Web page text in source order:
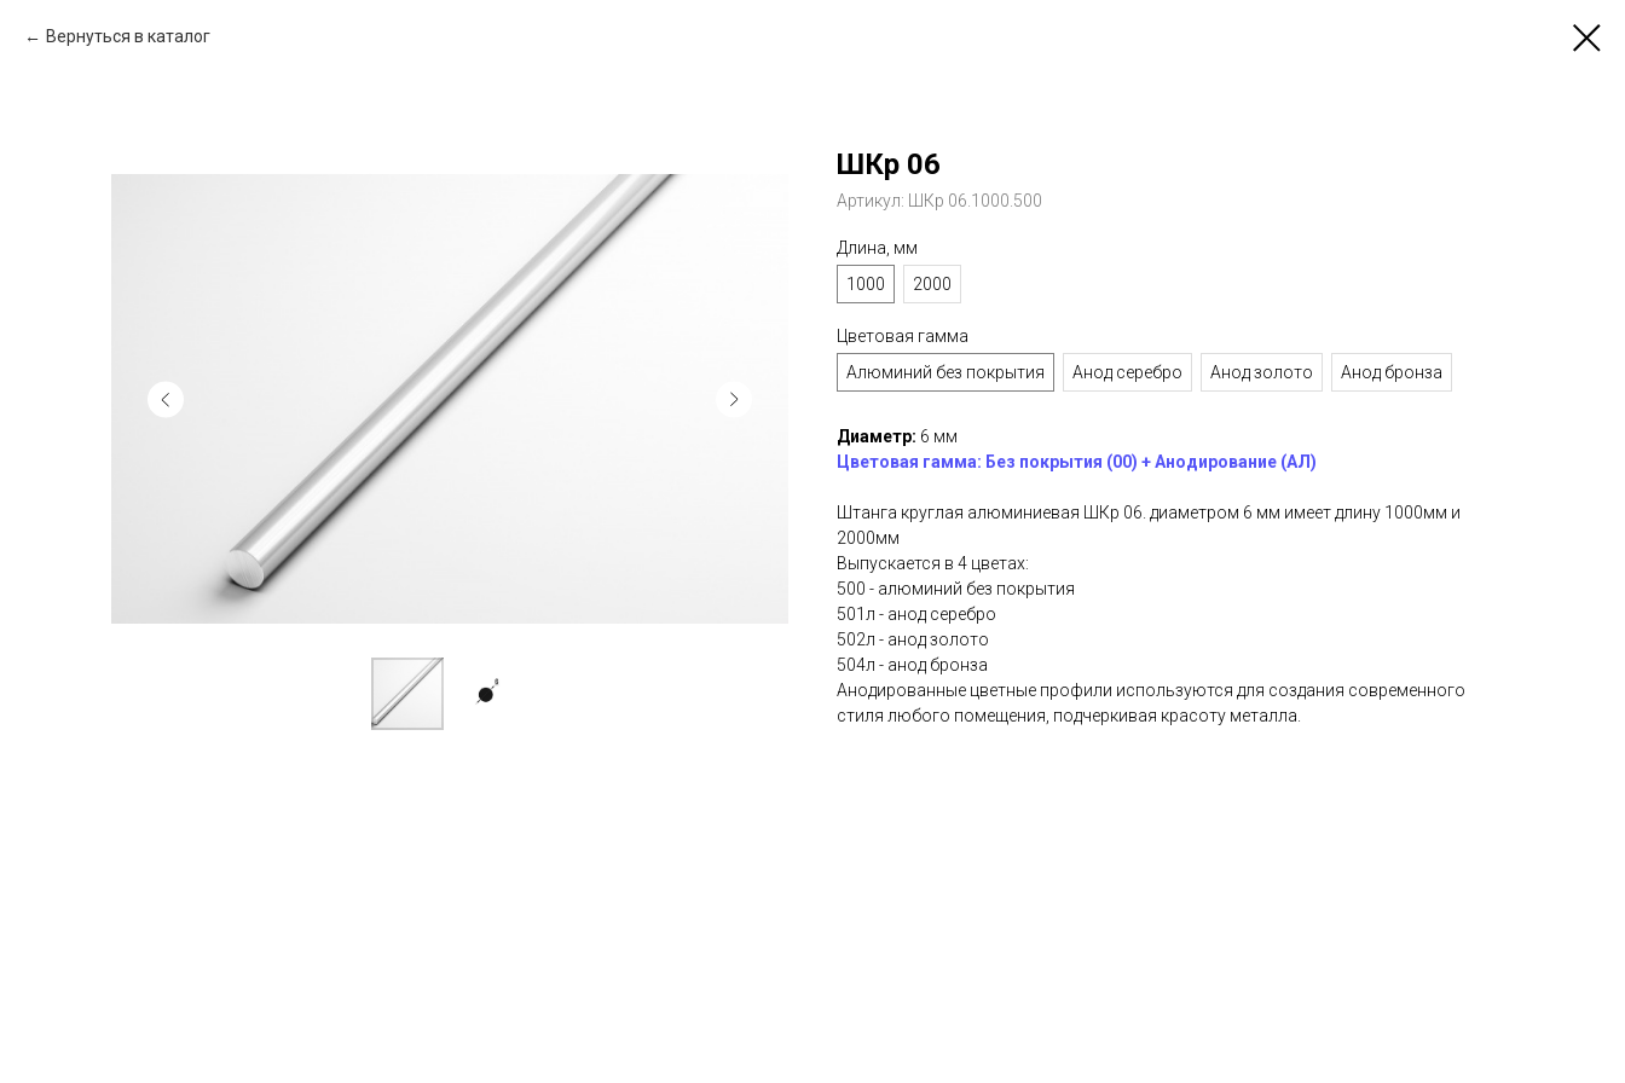
Вернуться в каталог
ШКр 06
Артикул: ШКр 06.1000.500
Длина, мм
1000
2000
Цветовая гамма
Алюминий без покрытия
Анод серебро Анод золото Анод бронза
Диаметр: 6 мм
Цветовая гамма: Без покрытия (00) + Анодирование (АЛ)
Штанга круглая алюминиевая ШКр 06. диаметром 6 мм имеет длину 1000мм и
2000мм
Выпускается в 4 цветах:
500 - алюминий без покрытия
501л - анод серебро
502л - анод золото
504л - анод бронза
Анодированные цветные профили используются для создания современного
стиля любого помещения, подчеркивая красоту металла.